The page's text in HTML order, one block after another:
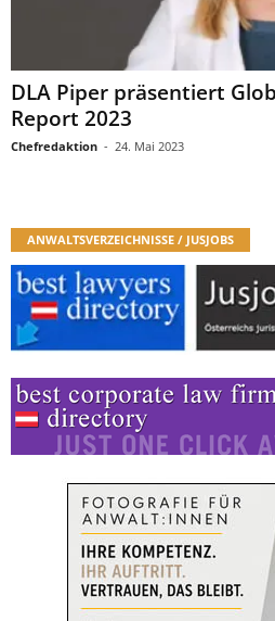
DLA Piper präsentiert
Report 2023
Chefredaktion - 24. Mai 2023
ANWALTSVERZEICHNISSE / JUSJOBS